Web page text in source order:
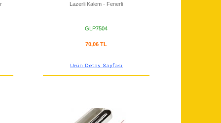
Lazerli Kalem - Fenerli
GLP7504
70,06 TL